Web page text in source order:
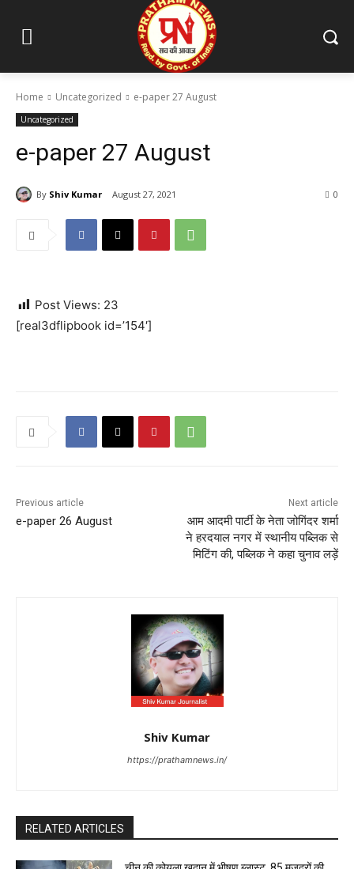
Home Uncategorized e-paper 27 August
Uncategorized
e-paper 27 August
By Shiv Kumar August 27, 2021 0
Post Views: 23
[real3dflipbook id=’154′]
Previous article
e-paper 26 August
Next article
आम आदमी पार्टी के नेता जोगिंदर शर्मा
ने हरदयाल नगर में स्थानीय पब्लिक से
मिटिंग की, पब्लिक ने कहा चुनाव लड़ें
Shiv Kumar
https://prathamnews.in/
RELATED ARTICLES